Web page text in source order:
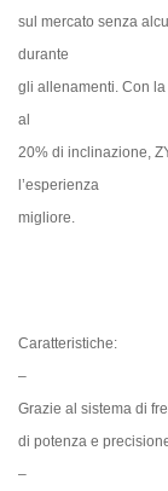
sul mercato senza
durante
gli allenamenti. Con
al
20% di inclinazione,
l’esperienza
migliore.
Caratteristiche:
–
Grazie al sistema di
di potenza e
–